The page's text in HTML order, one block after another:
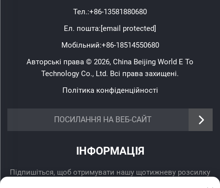
Тел.:+86-13581880680
Ел. пошта:[email protected]
Мобільний:+86-18514550680
Авторські права © 2026, China Beijing World E To
Technology Co., Ltd. Всі права захищені.
Політика конфіденційності
ПОСИЛАННЯ НА ВЕБ-САЙТ
ІНФОРМАЦІЯ
Підпишіться, щоб отримувати нашу щотижневу розсилку